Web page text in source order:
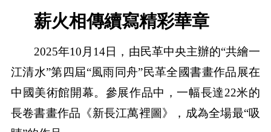
薪火相傳續寫精彩華章
2025年10月14日，由民革中央主辦的“共繪一
江清水”第四屆“風雨同舟”民革全國書畫作品展在
中國美術館開幕。參展作品中，一幅長達22米的
長卷書畫作品《新長江萬裡圖》，成為全場最“吸